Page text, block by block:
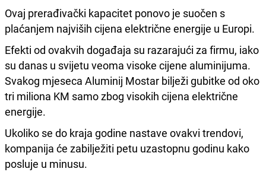
Ovaj prerađivački kapacitet ponovo je suočen s
plaćanjem najviših cijena električne energije u Europi.
Efekti od ovakvih događaja su razarajući za firmu, iako
su danas u svijetu veoma visoke cijene aluminijuma.
Svakog mjeseca Aluminij Mostar bilježi gubitke od oko
tri miliona KM samo zbog visokih cijena električne
energije.
Ukoliko se do kraja godine nastave ovakvi trendovi,
kompanija će zabilježiti petu uzastopnu godinu kako
posluje u minusu.